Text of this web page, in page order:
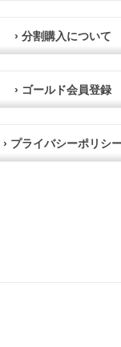
› 分割購入について
› ゴールド会員登録
› プライバシーポリシ